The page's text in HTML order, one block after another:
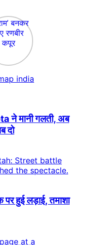
ने मानी गलती, अब
दो
हुई लड़ाई, तमाशा